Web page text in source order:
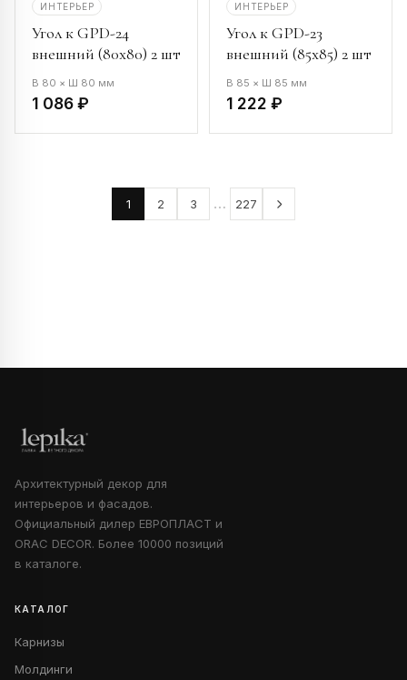
ИНТЕРЬЕР
Угол к GPD-24
внешний (80х80) 2 шт
В 80 × Ш 80 мм
1 086 ₽
ИНТЕРЬЕР
Угол к GPD-23
внешний (85х85) 2 шт
В 85 × Ш 85 мм
1 222 ₽
1 2 3 … 227
Архитектурный декор для
интерьеров и фасадов.
Официальный дилер ЕВРОПЛАСТ и
ORAC DECOR. Более 10000 позиций
в каталоге.
КАТАЛОГ
Карнизы
Молдинги